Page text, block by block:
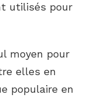
utilisés pour
moyen pour
elles en
populaire en